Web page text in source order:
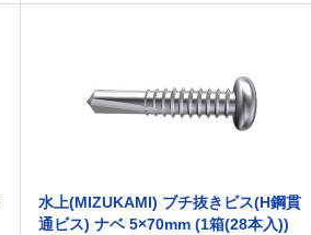
水上(MIZUKAMI) ブチ抜きビス(H鋼貫
通ビス) ナベ 5×70mm (1箱(28本入))